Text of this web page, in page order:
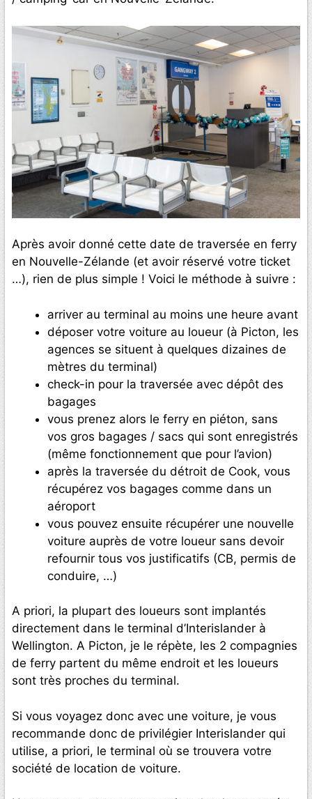
Après avoir donné cette date de traversée en ferry
en Nouvelle-Zélande (et avoir réservé votre ticket
…), rien de plus simple ! Voici le méthode à suivre :
arriver au terminal au moins une heure avant
déposer votre voiture au loueur (à Picton, les
agences se situent à quelques dizaines de
mètres du terminal)
check-in pour la traversée avec dépôt des
bagages
vous prenez alors le ferry en piéton, sans
vos gros bagages / sacs qui sont enregistrés
(même fonctionnement que pour l’avion)
après la traversée du détroit de Cook, vous
récupérez vos bagages comme dans un
aéroport
vous pouvez ensuite récupérer une nouvelle
voiture auprès de votre loueur sans devoir
refournir tous vos justificatifs (CB, permis de
conduire, …)
A priori, la plupart des loueurs sont implantés
directement dans le terminal d’Interislander à
Wellington. A Picton, je le répète, les 2 compagnies
de ferry partent du même endroit et les loueurs
sont très proches du terminal.
Si vous voyagez donc avec une voiture, je vous
recommande donc de privilégier Interislander qui
utilise, a priori, le terminal où se trouvera votre
société de location de voiture.